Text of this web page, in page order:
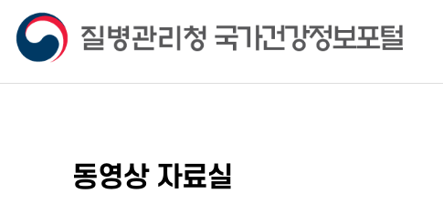
동영상 자료실